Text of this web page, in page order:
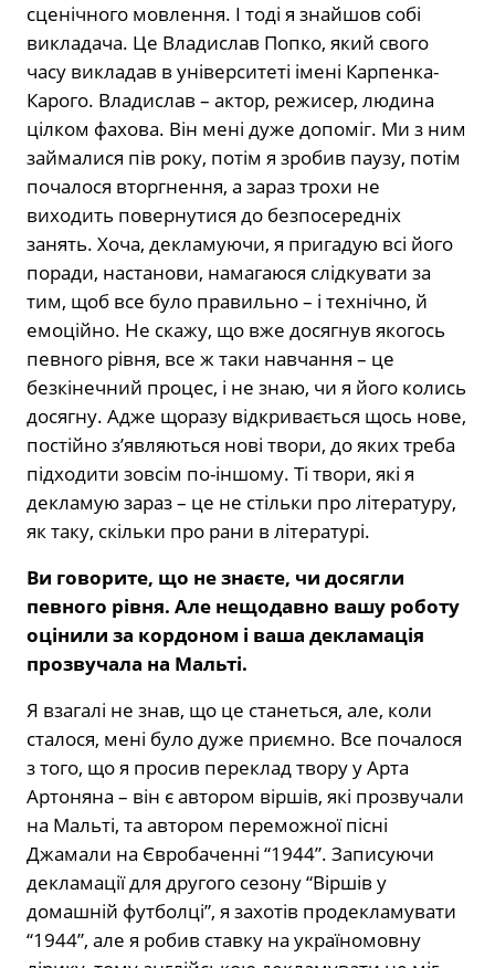
сценічного мовлення. І тоді я знайшов собі
викладача. Це Владислав Попко, який свого
часу викладав в університеті імені Карпенка-
Карого. Владислав – актор, режисер, людина
цілком фахова. Він мені дуже допоміг. Ми з ним
займалися пів року, потім я зробив паузу, потім
почалося вторгнення, а зараз трохи не
виходить повернутися до безпосередніх
занять. Хоча, декламуючи, я пригадую всі його
поради, настанови, намагаюся слідкувати за
тим, щоб все було правильно – і технічно, й
емоційно. Не скажу, що вже досягнув якогось
певного рівня, все ж таки навчання – це
безкінечний процес, і не знаю, чи я його колись
досягну. Адже щоразу відкривається щось нове,
постійно з’являються нові твори, до яких треба
підходити зовсім по-іншому. Ті твори, які я
декламую зараз – це не стільки про літературу,
як таку, скільки про рани в літературі.
Ви говорите, що не знаєте, чи досягли
певного рівня. Але нещодавно вашу роботу
оцінили за кордоном і ваша декламація
прозвучала на Мальті.
Я взагалі не знав, що це станеться, але, коли
сталося, мені було дуже приємно. Все почалося
з того, що я просив переклад твору у Арта
Артоняна – він є автором віршів, які прозвучали
на Мальті, та автором переможної пісні
Джамали на Євробаченні “1944”. Записуючи
декламації для другого сезону “Віршів у
домашній футболці”, я захотів продекламувати
“1944”, але я робив ставку на україномовну